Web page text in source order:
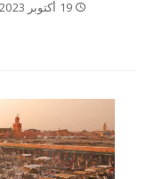
19 أكتوبر 2023 /